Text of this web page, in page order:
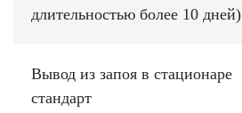
длительностью более 10 дней)
Вывод из запоя в стационаре
стандарт